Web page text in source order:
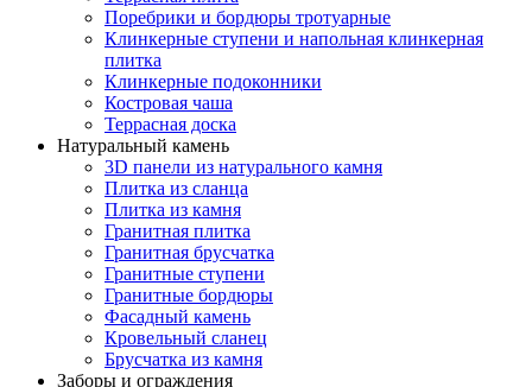
Поребрики и бордюры тротуарные
Клинкерные ступени и напольная клинкерная
плитка
Клинкерные подоконники
Костровая чаша
Террасная доска
Натуральный камень
3D панели из натурального камня
Плитка из сланца
Плитка из камня
Гранитная плитка
Гранитная брусчатка
Гранитные ступени
Гранитные бордюры
Фасадный камень
Кровельный сланец
Брусчатка из камня
Заборы и ограждения